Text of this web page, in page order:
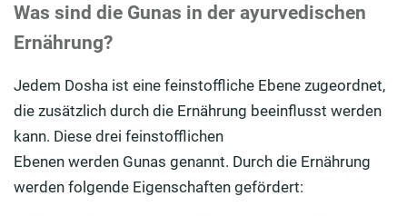
Was sind die Gunas in der ayurvedischen
Ernährung?
Jedem Dosha ist eine feinstoffliche Ebene zugeordnet,
die zusätzlich durch die Ernährung beeinflusst werden
kann. Diese drei feinstofflichen
Ebenen werden Gunas genannt. Durch die Ernährung
werden folgende Eigenschaften gefördert: